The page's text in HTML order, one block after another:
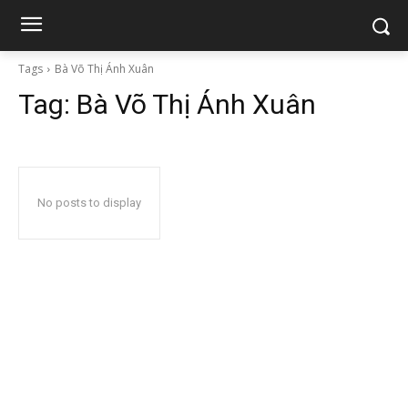
Tags Bà Võ Thị Ánh Xuân
Tag: Bà Võ Thị Ánh Xuân
No posts to display